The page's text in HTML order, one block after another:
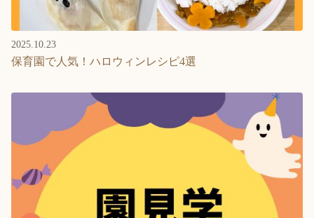
2025.10.23
保育園で人気！ハロウィンレシピ4選